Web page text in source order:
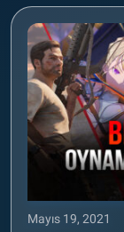
Mayıs 19, 2021